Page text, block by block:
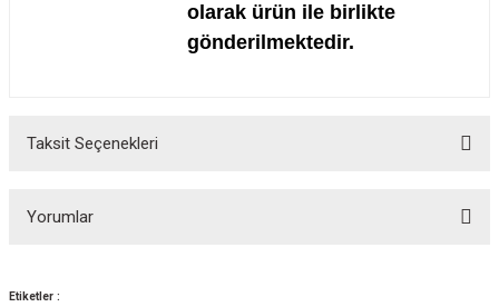
olarak ürün ile birlikte
gönderilmektedir.
Taksit Seçenekleri
Yorumlar
Etiketler :